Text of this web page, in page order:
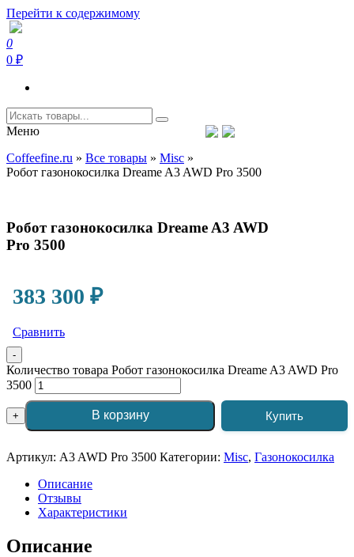
Перейти к содержимому
Coffeefine.ru
Интернет-магазин кофемашин и кофейной техники для дома
0
0 ₽
Меню
Coffeefine.ru » Все товары » Misc »
Робот газонокосилка Dreame A3 AWD Pro 3500
Робот газонокосилка Dreame A3 AWD
Pro 3500
383 300 ₽
Сравнить
-
Количество товара Робот газонокосилка Dreame A3 AWD Pro
3500
+ В корзину Купить
Артикул: A3 AWD Pro 3500 Категории: Misc, Газонокосилка
Описание
Отзывы
Характеристики
Описание